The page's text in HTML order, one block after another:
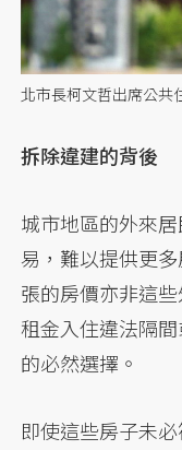
北市長柯文哲出席公共
拆除違建的背後
城市地區的外來
易，難以提供更
張的房價亦非這
租金入住違法隔
的必然選擇。
即使這些房子未